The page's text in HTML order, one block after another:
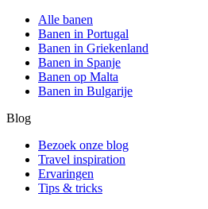
Alle banen
Banen in Portugal
Banen in Griekenland
Banen in Spanje
Banen op Malta
Banen in Bulgarije
Blog
Bezoek onze blog
Travel inspiration
Ervaringen
Tips & tricks